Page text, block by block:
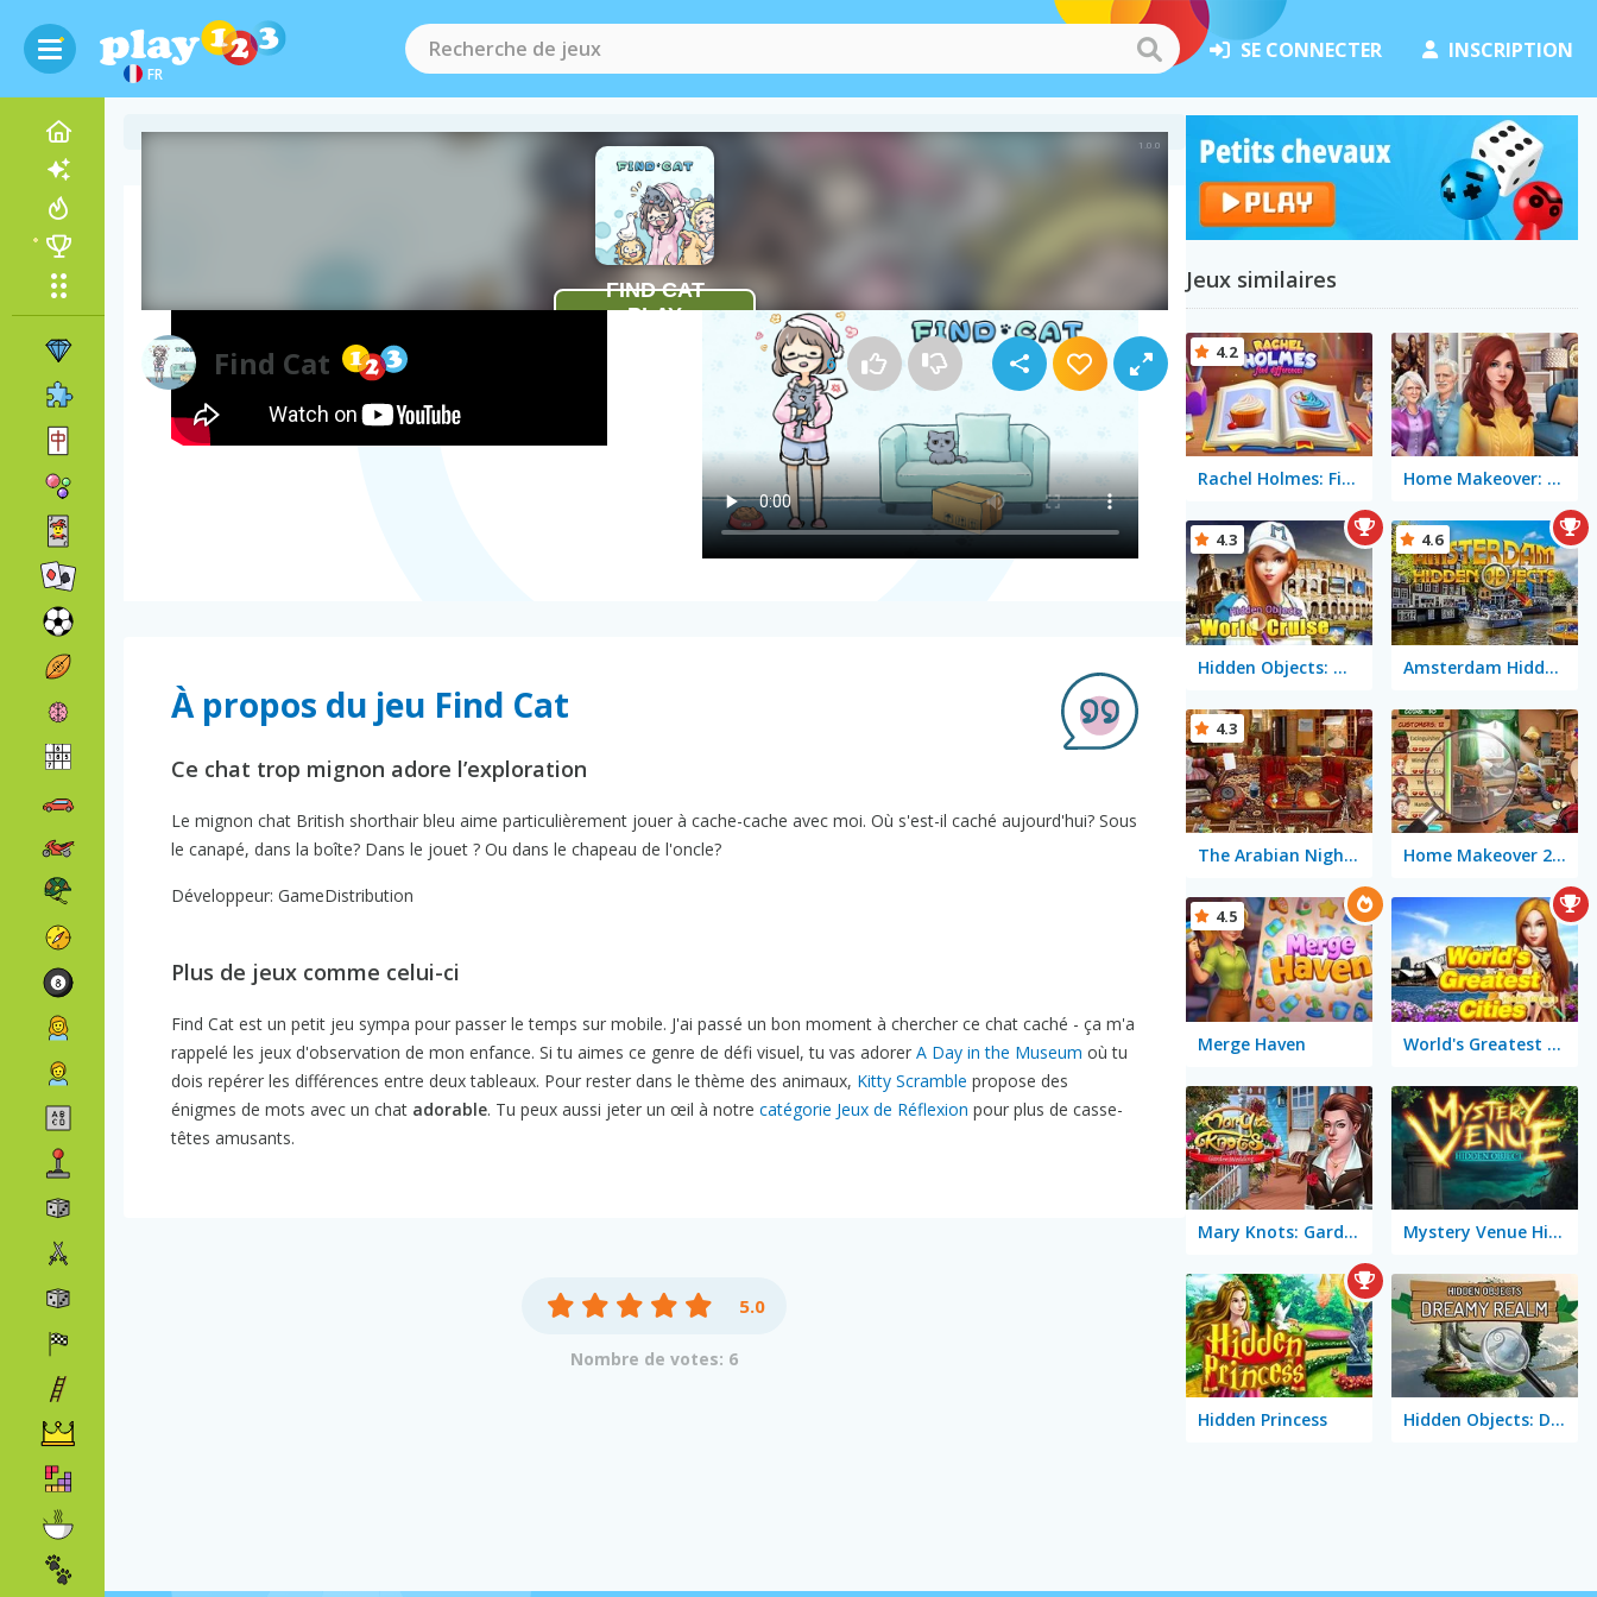
FR
SE CONNECTER INSCRIPTION
Find Cat 6
Comment jouer à Find Cat
À propos du jeu Find Cat
Ce chat trop mignon adore l’exploration
Le mignon chat British shorthair bleu aime particulièrement jouer à cache-cache avec moi. Où s'est-il caché aujourd'hui? Sous
le canapé, dans la boîte? Dans le jouet ? Ou dans le chapeau de l'oncle?
Développeur: GameDistribution
Plus de jeux comme celui-ci
Find Cat est un petit jeu sympa pour passer le temps sur mobile. J'ai passé un bon moment à chercher ce chat caché - ça m'a
rappelé les jeux d'observation de mon enfance. Si tu aimes ce genre de défi visuel, tu vas adorer A Day in the Museum où tu
dois repérer les différences entre deux tableaux. Pour rester dans le thème des animaux, Kitty Scramble propose des
énigmes de mots avec un chat adorable. Tu peux aussi jeter un œil à notre catégorie Jeux de Réflexion pour plus de casse-
têtes amusants.
5.0
Nombre de votes: 6
Jeux similaires
Rachel Holmes: Find Differences
4.2
Home Makeover: Hidden Object
Hidden Objects: World Cruise
4.3
Amsterdam Hidden Objects
4.6
The Arabian Nights: Sinbad the Voyager
4.3
Home Makeover 2 Hidden Object
Merge Haven
4.5
World's Greatest Cities: Hidden Objects
Mary Knots: Garden Wedding Mystery Venue Hidden Object
Hidden Princess Hidden Objects: Dreamy Realm